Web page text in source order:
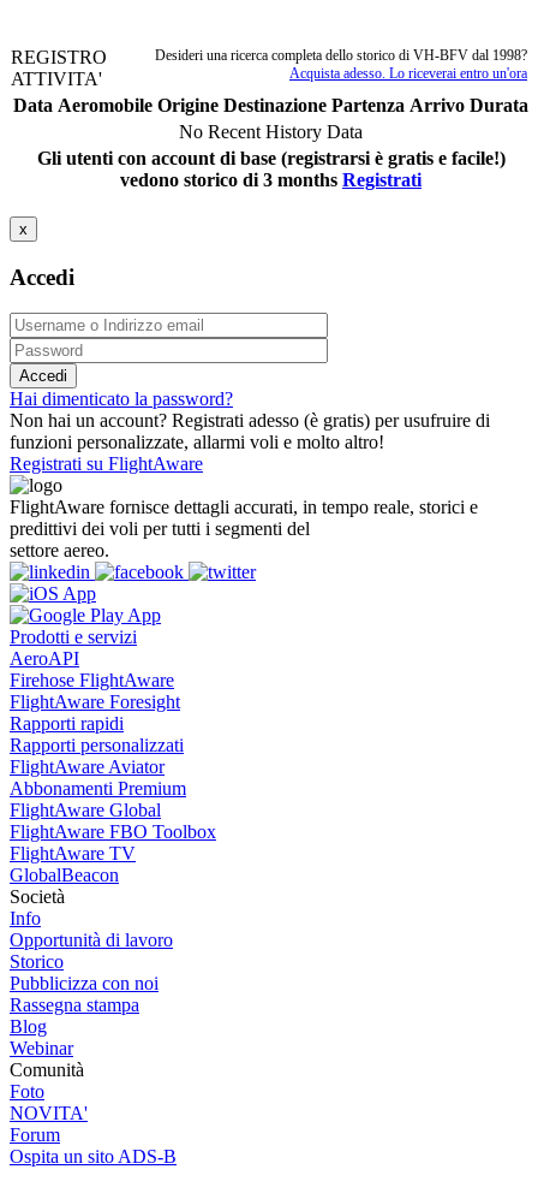
REGISTRO
ATTIVITA'
Desideri una ricerca completa dello storico di VH-BFV dal 1998?
Acquista adesso. Lo riceverai entro un'ora
Data Aeromobile Origine Destinazione Partenza Arrivo Durata
No Recent History Data
Gli utenti con account di base (registrarsi è gratis e facile!)
vedono storico di 3 months Registrati
x
Accedi
Accedi
Hai dimenticato la password?
Non hai un account? Registrati adesso (è gratis) per usufruire di
funzioni personalizzate, allarmi voli e molto altro!
Registrati su FlightAware
FlightAware fornisce dettagli accurati, in tempo reale, storici e
predittivi dei voli per tutti i segmenti del
settore aereo.
Prodotti e servizi
AeroAPI
Firehose FlightAware
FlightAware Foresight
Rapporti rapidi
Rapporti personalizzati
FlightAware Aviator
Abbonamenti Premium
FlightAware Global
FlightAware FBO Toolbox
FlightAware TV
GlobalBeacon
Società
Info
Opportunità di lavoro
Storico
Pubblicizza con noi
Rassegna stampa
Blog
Webinar
Comunità
Foto
NOVITA'
Forum
Ospita un sito ADS-B